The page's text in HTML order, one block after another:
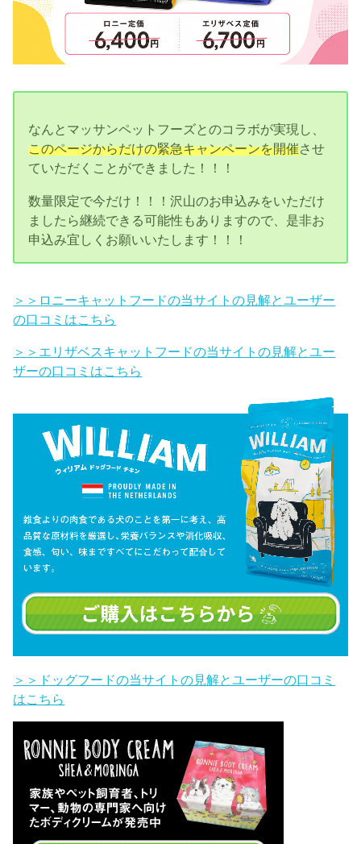
なんとマッサンペットフーズとのコラボが実現し、
このページからだけの緊急キャンペーンを開催させ
ていただくことができました！！！
数量限定で今だけ！！！沢山のお申込みをいただけ
ましたら継続できる可能性もありますので、是非お
申込み宜しくお願いいたします！！！
＞＞ロニーキャットフードの当サイトの見解とユーザー
の口コミはこちら
＞＞エリザベスキャットフードの当サイトの見解とユー
ザーの口コミはこちら
＞＞ドッグフードの当サイトの見解とユーザーの口コミ
はこちら